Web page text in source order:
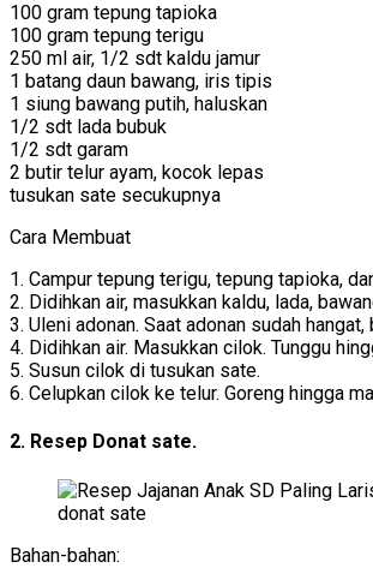
100 gram tepung tapioka
100 gram tepung terigu
250 ml air, 1/2 sdt kaldu jamur
1 batang daun bawang, iris tipis
1 siung bawang putih, haluskan
1/2 sdt lada bubuk
1/2 sdt garam
2 butir telur ayam, kocok lepas
tusukan sate secukupnya
Cara Membuat
1. Campur tepung terigu, tepung tapioka,
2. Didihkan air, masukkan kaldu, lada,
3. Uleni adonan. Saat adonan sudah
4. Didihkan air. Masukkan cilok. Tunggu
5. Susun cilok di tusukan sate.
6. Celupkan cilok ke telur. Goreng hingga
2. Resep Donat sate.
donat sate
Bahan-bahan: